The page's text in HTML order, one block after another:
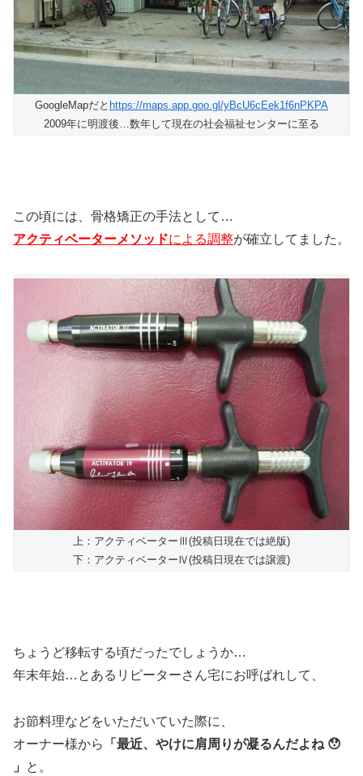
GoogleMapだと https://maps.app.goo.gl/yBcU6cEek1f6nPKPA
2009年に明渡後…数年して現在の社会福祉センターに至る
この頃には、骨格矯正の手法として…
アクティベーターメソッドによる調整が確立してました。
上：アクティベーターⅢ(投稿日現在では絶版)
下：アクティベーターⅣ(投稿日現在では譲渡)
ちょうど移転する頃だったでしょうか…
年末年始…とあるリピーターさん宅にお呼ばれして、
お節料理などをいただいていた際に、
オーナー様から
「最近、やけに肩周りが凝るんだよね 😯
」
と。